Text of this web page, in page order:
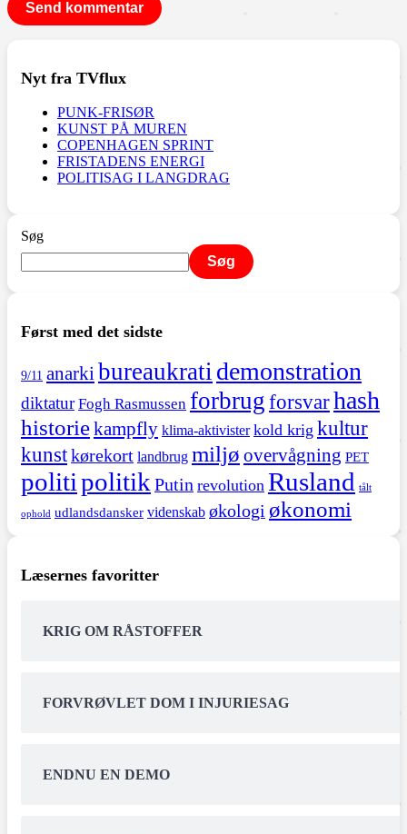
Nyt fra TVflux
PUNK-FRISØR
KUNST PÅ MUREN
COPENHAGEN SPRINT
FRISTADENS ENERGI
POLITISAG I LANGDRAG
Søg
Søg
Først med det sidste
9/11 anarki bureaukrati demonstration
diktatur Fogh Rasmussen forbrugforsvarhash
historiekampfly klima-aktivister kold krig kultur
kunstkørekort landbrug miljø overvågning PET
politipolitik Putin revolution Rusland tålt
ophold udlandsdansker videnskab økologi økonomi
Læsernes favoritter
KRIG OM RÅSTOFFER
FORVRØVLET DOM I INJURIESAG
ENDNU EN DEMO